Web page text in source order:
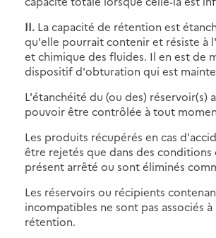
II. La capacité de rétention est
qu'elle pourrait contenir et résiste à
et chimique des fluides. Il en est de
dispositif d'obturation qui est
L'étanchéité du (ou des) réservoir(s)
pouvoir être contrôlée à tout
Les produits récupérés en cas
être rejetés que dans des conditions
présent arrêté ou sont éliminés
Les réservoirs ou récipients
incompatibles ne sont pas associés
rétention.